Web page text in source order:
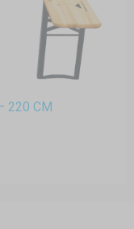
220 CM